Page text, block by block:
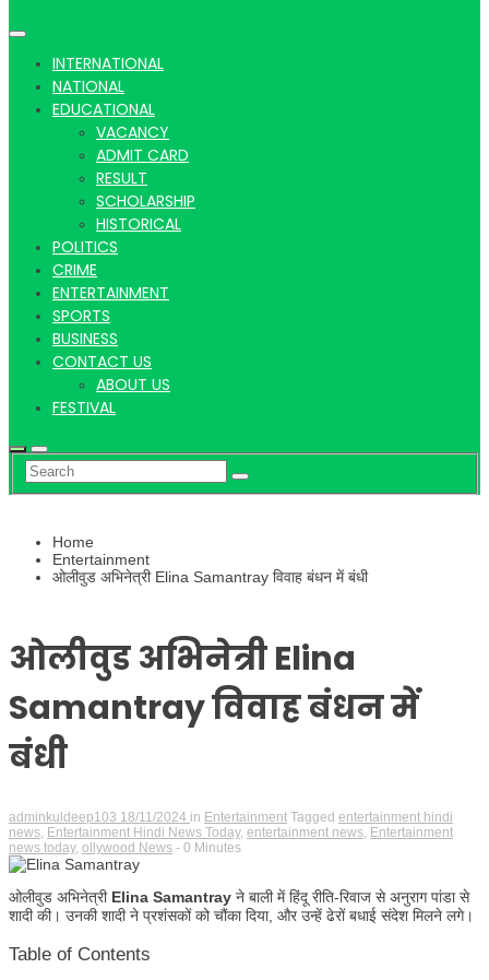
news |
Latest
Hindi
News
INTERNATIONAL
NATIONAL
EDUCATIONAL
VACANCY
ADMIT CARD
RESULT
SCHOLARSHIP
HISTORICAL
POLITICS
CRIME
ENTERTAINMENT
SPORTS
BUSINESS
CONTACT US
ABOUT US
FESTIVAL
Home
Entertainment
ओलीवुड अभिनेत्री Elina Samantray विवाह बंधन में बंधी
ओलीवुड अभिनेत्री Elina
Samantray विवाह बंधन में
बंधी
adminkuldeep103 18/11/2024 in Entertainment Tagged entertainment hindi
news, Entertainment Hindi News Today, entertainment news, Entertainment
news today, ollywood News - 0 Minutes
ओलीवुड अभिनेत्री Elina Samantray ने बाली में हिंदू रीति-रिवाज से अनुराग पांडा से
शादी की। उनकी शादी ने प्रशंसकों को चौंका दिया, और उन्हें ढेरों बधाई संदेश मिलने लगे।
Table of Contents